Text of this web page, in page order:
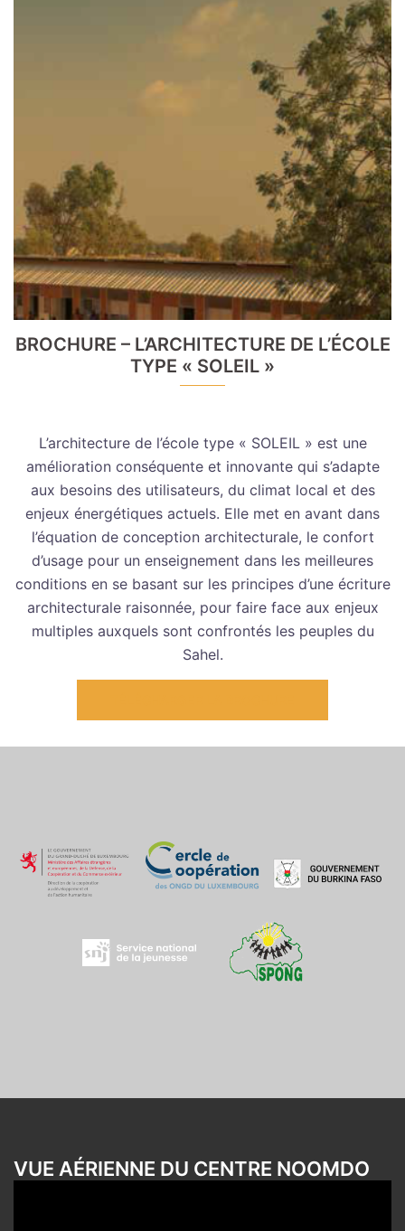
BROCHURE – L’ARCHITECTURE DE L’ÉCOLE
TYPE « SOLEIL »
L’architecture de l’école type « SOLEIL » est une
amélioration conséquente et innovante qui s’adapte
aux besoins des utilisateurs, du climat local et des
enjeux énergétiques actuels. Elle met en avant dans
l’équation de conception architecturale, le confort
d’usage pour un enseignement dans les meilleures
conditions en se basant sur les principes d’une écriture
architecturale raisonnée, pour faire face aux enjeux
multiples auxquels sont confrontés les peuples du
Sahel.
VUE AÉRIENNE DU CENTRE NOOMDO